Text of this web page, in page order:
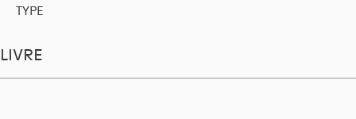
TYPE
LIVRE